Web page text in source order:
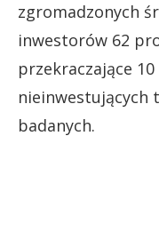
zgromadzonych
inwestorów 62
przekraczające
nieinwestujących
badanych.